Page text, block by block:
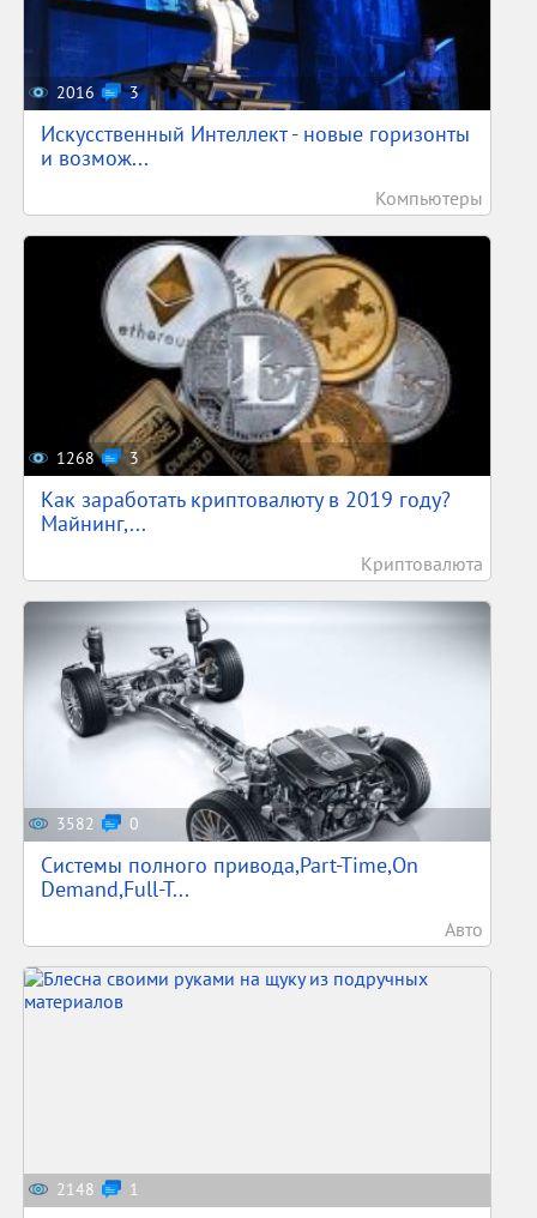
2016 3
Искусственный Интеллект - новые горизонты
и возмож...
Компьютеры
1268 3
Как заработать криптовалюту в 2019 году?
Майнинг,...
Криптовалюта
3582 0
Системы полного привода,Part-Time,On
Demand,Full-T...
Авто
2148 1